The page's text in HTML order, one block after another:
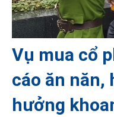
Vụ mua cổ
cáo ăn năn,
hưởng